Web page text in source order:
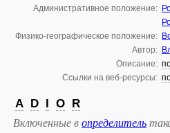
Административное положение:
Физико-географическое положение:
Автор:
Описание:
Ссылки на веб-ресурсы:
A D I O R
Включенные в определитель